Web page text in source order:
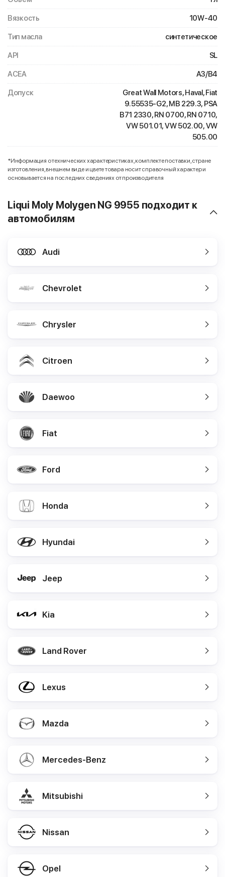
Вязкость 10W-40
Тип масла синтетическое
API SL
ACEA A3/B4
Допуск
Great Wall Motors, Haval, Fiat
9.55535-G2, MB 229.3, PSA
B71 2330, RN 0700, RN 0710,
VW 501.01, VW 502.00, VW
505.00
*Информация о технических характеристиках, комплекте поставки, стране
изготовления, внешнем виде и цвете товара носит справочный характер и
основывается на последних сведениях от производителя
Liqui Moly Molygen NG 9955 подходит к
автомобилям
Audi
Chevrolet
Chrysler
Citroen
Daewoo
Fiat
Ford
Honda
Hyundai
Jeep
Kia
Land Rover
Lexus
Mazda
Mercedes-Benz
Mitsubishi
Nissan
Opel